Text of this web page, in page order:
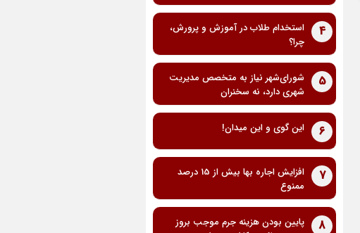
4
استخدام طلاب در آموزش و پرورش،
چرا؟
5
شورای‌شهر نیاز به متخصص مدیریت
شهری دارد، نه سخنران
6 این گوی و این میدان!
7
افزایش اجاره بها بیش از 15 درصد
ممنوع
8
پایین بودن هزینه جرم موجب بروز